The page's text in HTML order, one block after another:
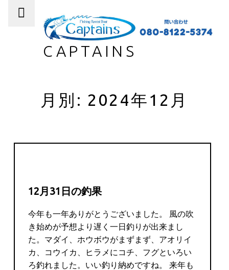
CAPTAINS
月別: 2024年12月
12月31日の釣果
今年も一年ありがとうございました。 風の吹
き始めが予想より遅く一日釣りが出来まし
た。マダイ、ホウボウがまずまず、アオリイ
カ、コウイカ、ヒラメにコチ、フグといろい
ろ釣れました。いい釣り納めですね。 来年も